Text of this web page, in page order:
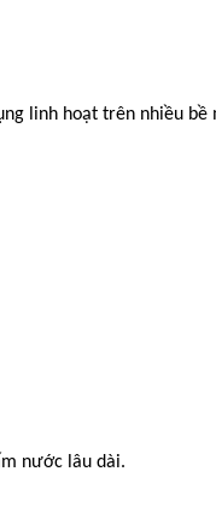
linh hoạt trên nhiều bề
nước lâu dài.